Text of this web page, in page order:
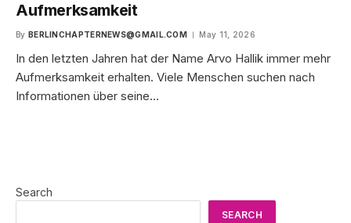
Aufmerksamkeit
By BERLINCHAPTERNEWS@GMAIL.COM May 11, 2026
In den letzten Jahren hat der Name Arvo Hallik immer mehr
Aufmerksamkeit erhalten. Viele Menschen suchen nach
Informationen über seine…
Search
SEARCH